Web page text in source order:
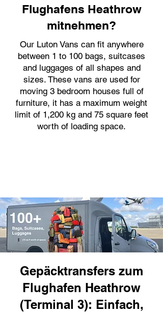
Flughafens Heathrow
mitnehmen?
Our Luton Vans can fit anywhere
between 1 to 100 bags, suitcases
and luggages of all shapes and
sizes. These vans are used for
moving 3 bedroom houses full of
furniture, it has a maximum weight
limit of 1,200 kg and 75 square feet
worth of loading space.
Gepäcktransfers zum
Flughafen Heathrow
(Terminal 3): Einfach,